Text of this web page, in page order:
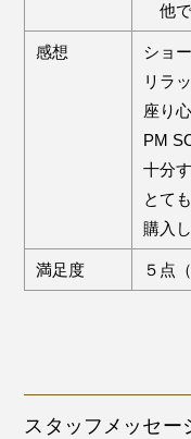
他で
感想
ショ
リラ
座り
PM
十分
とて
購入
満足度 ５点
スタッフメッセー